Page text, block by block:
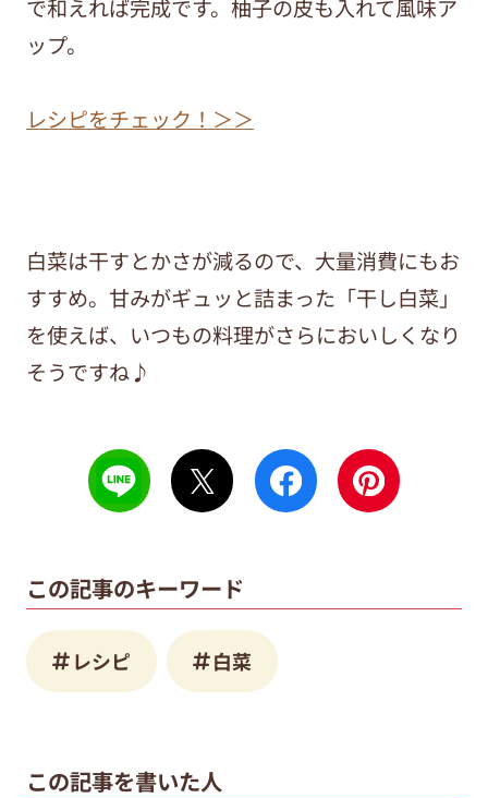
で和えれば完成です。柚子の皮も入れて風味ア
ップ。
レシピをチェック！＞＞
白菜は干すとかさが減るので、大量消費にもお
すすめ。甘みがギュッと詰まった「干し白菜」
を使えば、いつもの料理がさらにおいしくなり
そうですね♪
この記事のキーワード
レシピ 白菜
この記事を書いた人